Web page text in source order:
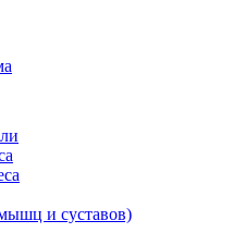
и суставов)